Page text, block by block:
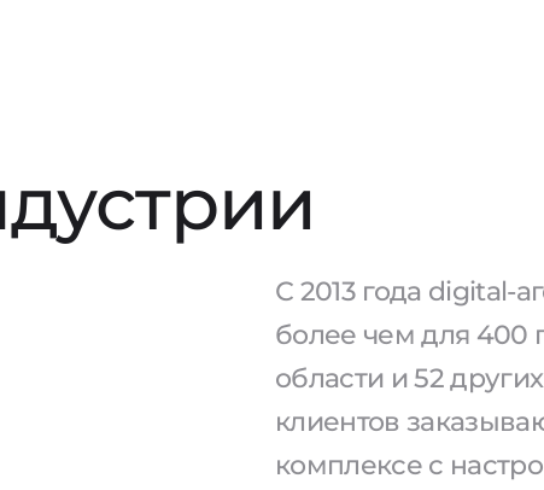
С 2013 года digital-
более чем для 400
области и 52
клиентов
комплексе с